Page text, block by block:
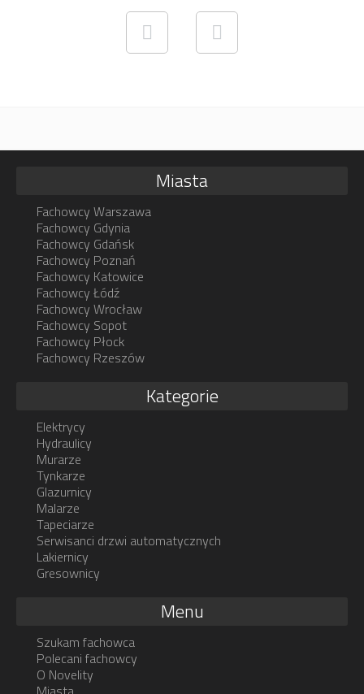
Miasta
Fachowcy Warszawa
Fachowcy Gdynia
Fachowcy Gdańsk
Fachowcy Poznań
Fachowcy Katowice
Fachowcy Łódź
Fachowcy Wrocław
Fachowcy Sopot
Fachowcy Płock
Fachowcy Rzeszów
Kategorie
Elektrycy
Hydraulicy
Murarze
Tynkarze
Glazurnicy
Malarze
Tapeciarze
Serwisanci drzwi automatycznych
Lakiernicy
Gresownicy
Menu
Szukam fachowca
Polecani fachowcy
O Novelity